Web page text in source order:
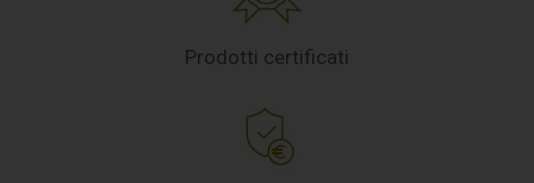
Prodotti certificati